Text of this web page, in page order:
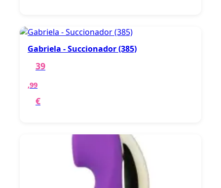
Gabriela - Succionador (385)
39
,99
€